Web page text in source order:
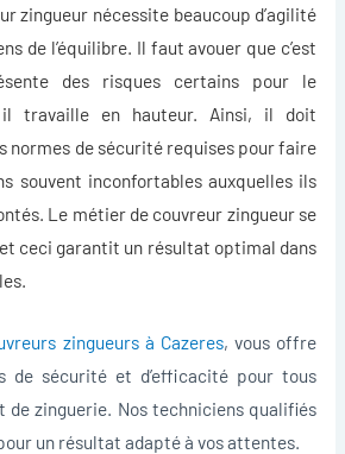
zingueur nécessite beaucoup d’agilité
de l’équilibre. Il faut avouer que c’est
des risques certains pour le
il travaille en hauteur. Ainsi, il doit
normes de sécurité requises pour faire
souvent inconfortables auxquelles ils
Le métier de couvreur zingueur se
ceci garantit un résultat optimal dans
zingueurs à Cazeres, vous offre
de sécurité et d’efficacité pour tous
zinguerie. Nos techniciens qualifiés
un résultat adapté à vos attentes.